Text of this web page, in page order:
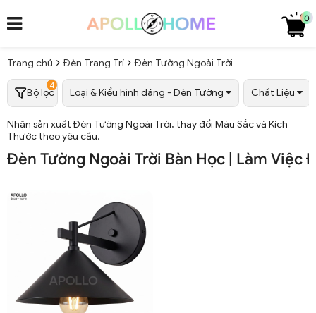
0
Trang chủ Đèn Trang Trí Đèn Tường Ngoài Trời
Bộ lọc
4
Loại & Kiểu hình dáng - Đèn Tường Chất Liệu
Nhận sản xuất Đèn Tường Ngoài Trời, thay đổi Màu Sắc và Kích
Thước theo yêu cầu.
Đèn Tường Ngoài Trời Bàn Học | Làm Việc